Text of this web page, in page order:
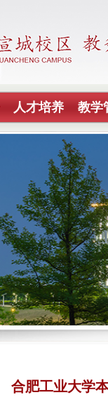
人才培养 教学
合肥工业大学